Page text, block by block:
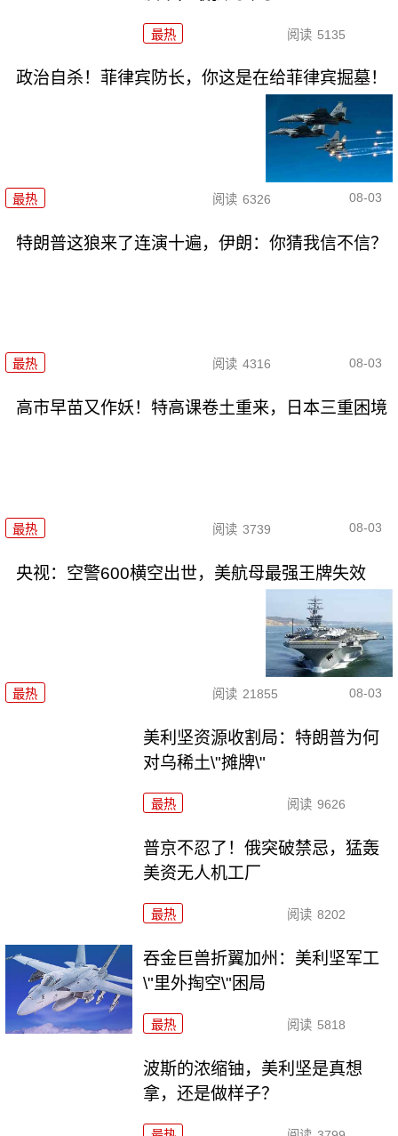
最热 阅读 5135
政治自杀！菲律宾防长，你这是在给菲律宾掘墓！
最热 阅读 6326 08-03
特朗普这狼来了连演十遍，伊朗：你猜我信不信？
最热 阅读 4316 08-03
高市早苗又作妖！特高课卷土重来，日本三重困境
最热 阅读 3739 08-03
央视：空警600横空出世，美航母最强王牌失效
最热 阅读 21855 08-03
美利坚资源收割局：特朗普为何
对乌稀土\"摊牌\"
最热 阅读 9626
普京不忍了！俄突破禁忌，猛轰
美资无人机工厂
最热 阅读 8202
吞金巨兽折翼加州：美利坚军工
\"里外掏空\"困局
最热 阅读 5818
波斯的浓缩铀，美利坚是真想
拿，还是做样子？